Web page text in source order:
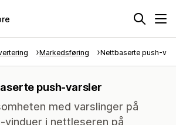
Markedsføring Nettbaserte push-
push-varsler
med varslinger på
vinduer i nettleseren på